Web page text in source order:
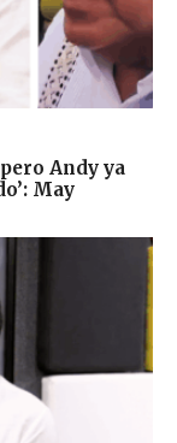
Andy ya
May